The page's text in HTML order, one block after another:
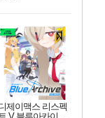
나보세요!
나보세요!
지!
! 예약하세요!
만나보세요!
나보세요!
만나보세요!
!!
제이맥스 리스펙